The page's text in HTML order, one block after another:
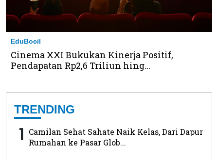
EduBocil
Cinema XXI Bukukan Kinerja Positif,
Pendapatan Rp2,6 Triliun hing...
TRENDING
1 Camilan Sehat Sahate Naik Kelas, Dari Dapur
Rumahan ke Pasar Glob...